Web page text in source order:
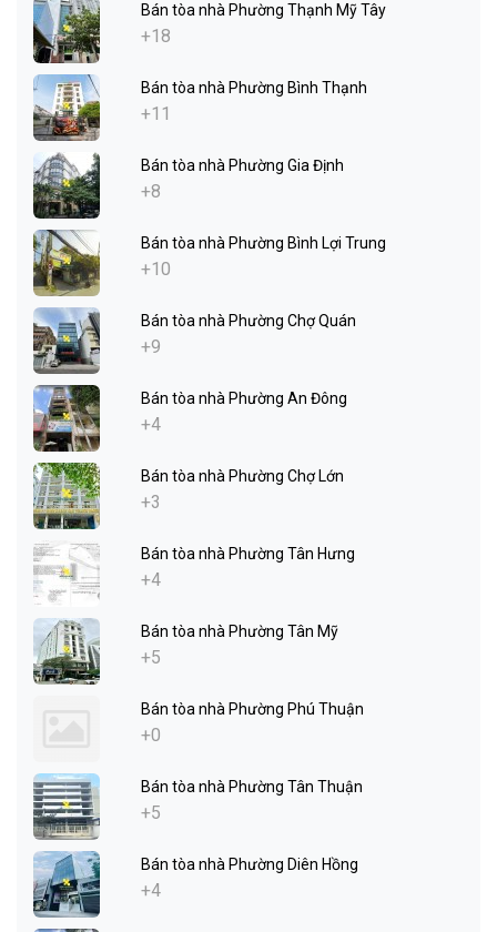
Bán tòa nhà Phường Thạnh Mỹ Tây
+18
Bán tòa nhà Phường Bình Thạnh
+11
Bán tòa nhà Phường Gia Định
+8
Bán tòa nhà Phường Bình Lợi Trung
+10
Bán tòa nhà Phường Chợ Quán
+9
Bán tòa nhà Phường An Đông
+4
Bán tòa nhà Phường Chợ Lớn
+3
Bán tòa nhà Phường Tân Hưng
+4
Bán tòa nhà Phường Tân Mỹ
+5
Bán tòa nhà Phường Phú Thuận
+0
Bán tòa nhà Phường Tân Thuận
+5
Bán tòa nhà Phường Diên Hồng
+4